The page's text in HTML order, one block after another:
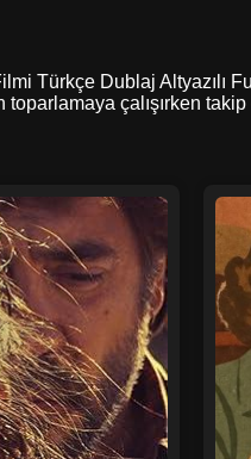
Türkçe Dublaj
toparlamaya çalışırken